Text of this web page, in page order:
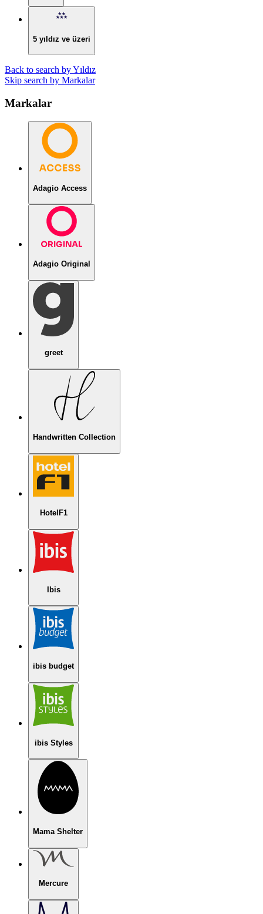
5 yıldız ve üzeri
Back to search by Yıldız
Skip search by Markalar
Markalar
Adagio Access
Adagio Original
greet
Handwritten Collection
HotelF1
Ibis
ibis budget
ibis Styles
Mama Shelter
Mercure